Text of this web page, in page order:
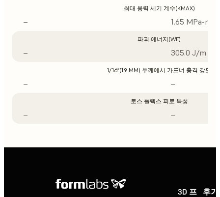
최대 응력 세기 계수(KMAX)
– 1.65 MPa-m1/
파괴 에너지(WF)
– 305.0 J/m
1/16”(1.9 MM) 두께에서 가드너 충격 강도
– –
로스 플렉스 피로 특성
– –
3D 프
후